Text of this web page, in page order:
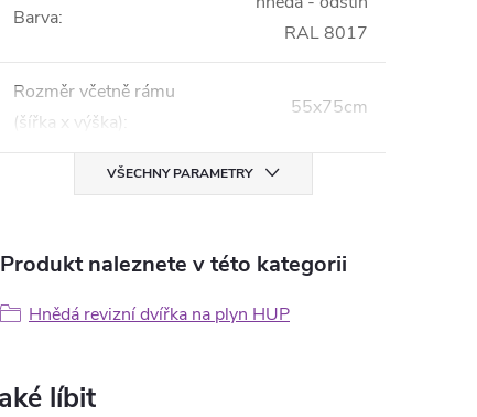
Barva:
RAL 8017
Rozměr včetně rámu
(šířka x výška):
55x75cm
VŠECHNY PARAMETRY
Produkt naleznete v této kategorii
Hnědá revizní dvířka na plyn HUP